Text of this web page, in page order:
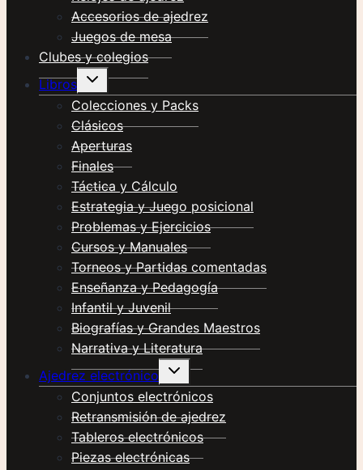
Accesorios de ajedrez
Juegos de mesa
Clubes y colegios
Libros
Alternar
hijo
Colecciones y Packs
Clásicos
Aperturas
Finales
Táctica y Cálculo
Estrategia y Juego posicional
Problemas y Ejercicios
Cursos y Manuales
Torneos y Partidas comentadas
Enseñanza y Pedagogía
Infantil y Juvenil
Biografías y Grandes Maestros
Narrativa y Literatura
Ajedrez electrónico
Alternar
hijo
Conjuntos electrónicos
Retransmisión de ajedrez
Tableros electrónicos
Piezas electrónicas